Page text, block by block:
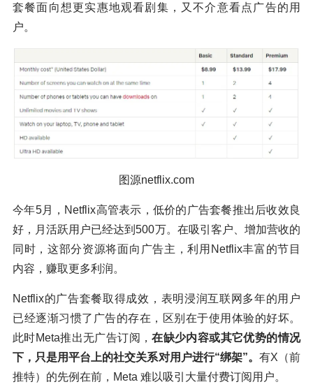
套餐面向想更实惠地观看剧集，又不介意看点广告的用
户。
图源netflix.com
今年5月，Netflix高管表示，低价的广告套餐推出后收效良
好，月活跃用户已经达到500万。在吸引客户、增加营收的
同时，这部分资源将面向广告主，利用Netflix丰富的节目
内容，赚取更多利润。
Netflix的广告套餐取得成效，表明浸润互联网多年的用户
已经逐渐习惯了广告的存在，区别在于使用体验的好坏。
此时Meta推出无广告订阅，在缺少内容或其它优势的情况
下，只是用平台上的社交关系对用户进行“绑架”。 有X（前
推特）的先例在前，Meta 难以吸引大量付费订阅用户。